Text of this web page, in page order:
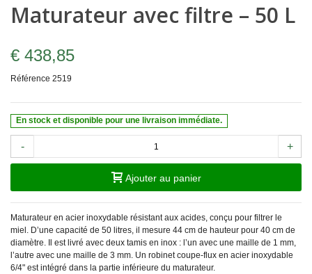
Maturateur avec filtre – 50 L
€ 438,85
Référence 2519
En stock et disponible pour une livraison immédiate.
- +
Ajouter au panier
Maturateur en acier inoxydable résistant aux acides, conçu pour filtrer le
miel. D’une capacité de 50 litres, il mesure 44 cm de hauteur pour 40 cm de
diamètre. Il est livré avec deux tamis en inox : l’un avec une maille de 1 mm,
l’autre avec une maille de 3 mm. Un robinet coupe-flux en acier inoxydable
6/4" est intégré dans la partie inférieure du maturateur.